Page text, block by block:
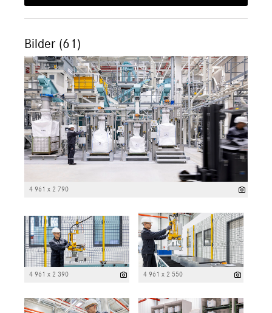
Bilder (61)
4 961 x 2 790
4 961 x 2 390 4 961 x 2 550